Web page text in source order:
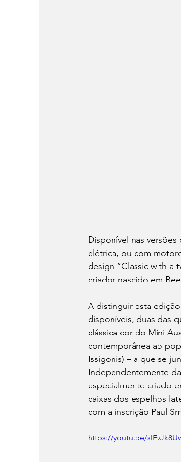
Disponível nas
elétrica, ou com
design “Classic with a
criador nascido em
A distinguir esta
disponíveis, duas das
clássica cor do Mini
contemporânea ao
Issigonis) – a que se
Independentemente
especialmente criado
caixas dos espelhos
com a inscrição Paul
https://youtu.be/